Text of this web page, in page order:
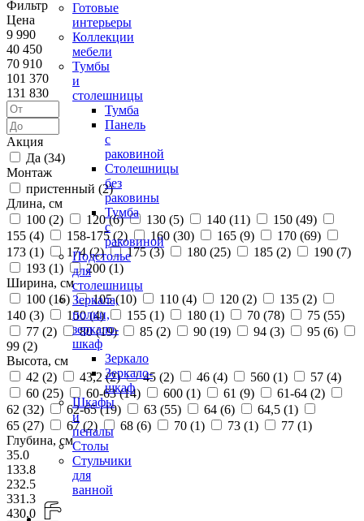
Готовые
интерьеры
Коллекции
мебели
Тумбы
и
столешницы
Тумба
Панель
с
раковиной
Столешницы
без
раковины
Тумба
с
раковиной
Подстолье
для
столешницы
Зеркала,
полки,
зеркало-
шкаф
Зеркало
Зеркало-
шкаф
Шкафы
и
пеналы
Столы
Стульчики
для
ванной
Фильтр
Цена
9 990
40 450
70 910
101 370
131 830
Акция
Да (34)
Монтаж
пристенный (2)
Длина, см
100 (2) 120 (6) 130 (5) 140 (11) 150 (49)
155 (4) 158-175 (2) 160 (30) 165 (9) 170 (69)
173 (1) 174 (2) 175 (3) 180 (25) 185 (2) 190 (7)
193 (1) 200 (1)
Ширина, см
100 (16) 105 (10) 110 (4) 120 (2) 135 (2)
140 (3) 150 (4) 155 (1) 180 (1) 70 (78) 75 (55)
77 (2) 80 (19) 85 (2) 90 (19) 94 (3) 95 (6)
99 (2)
Высота, см
42 (2) 43,2 (2) 45 (2) 46 (4) 560 (1) 57 (4)
60 (25) 60-63 (14) 600 (1) 61 (9) 61-64 (2)
62 (32) 62-65 (19) 63 (55) 64 (6) 64,5 (1)
65 (27) 67 (2) 68 (6) 70 (1) 73 (1) 77 (1)
Глубина, см
35.0
133.8
232.5
331.3
430.0